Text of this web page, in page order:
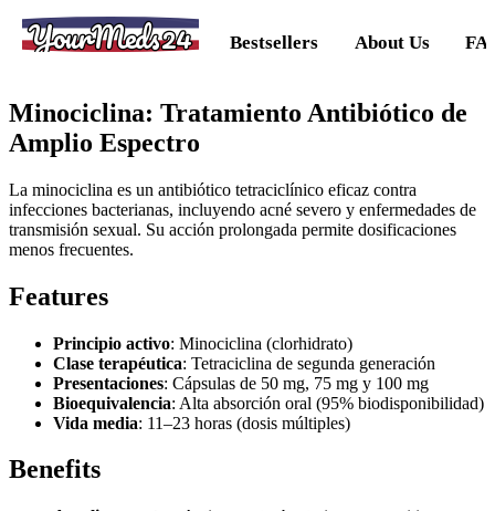
YourMeds24 Bestsellers About Us
Minociclina: Tratamiento Antibiótico de
Amplio Espectro
La minociclina es un antibiótico tetraciclínico eficaz contra
infecciones bacterianas, incluyendo acné severo y enfermedades de
transmisión sexual. Su acción prolongada permite dosificaciones
menos frecuentes.
Features
Principio activo: Minociclina (clorhidrato)
Clase terapéutica: Tetraciclina de segunda generación
Presentaciones: Cápsulas de 50 mg, 75 mg y 100 mg
Bioequivalencia: Alta absorción oral (95% biodisponibilidad)
Vida media: 11–23 horas (dosis múltiples)
Benefits